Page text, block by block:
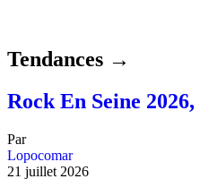
Tendances →
Rock En Seine
Par
Lopocomar
21 juillet 2026